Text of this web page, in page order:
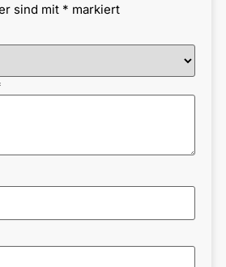
sind mit * markiert